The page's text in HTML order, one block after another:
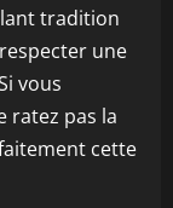
tradition
une
vous
ratez pas la
cette